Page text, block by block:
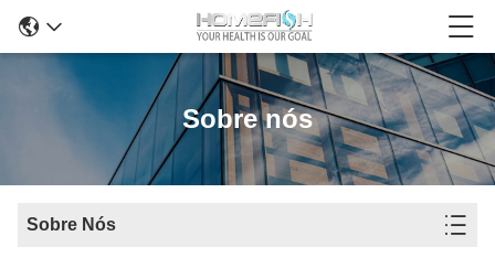
Sobre nós
Sobre Nós